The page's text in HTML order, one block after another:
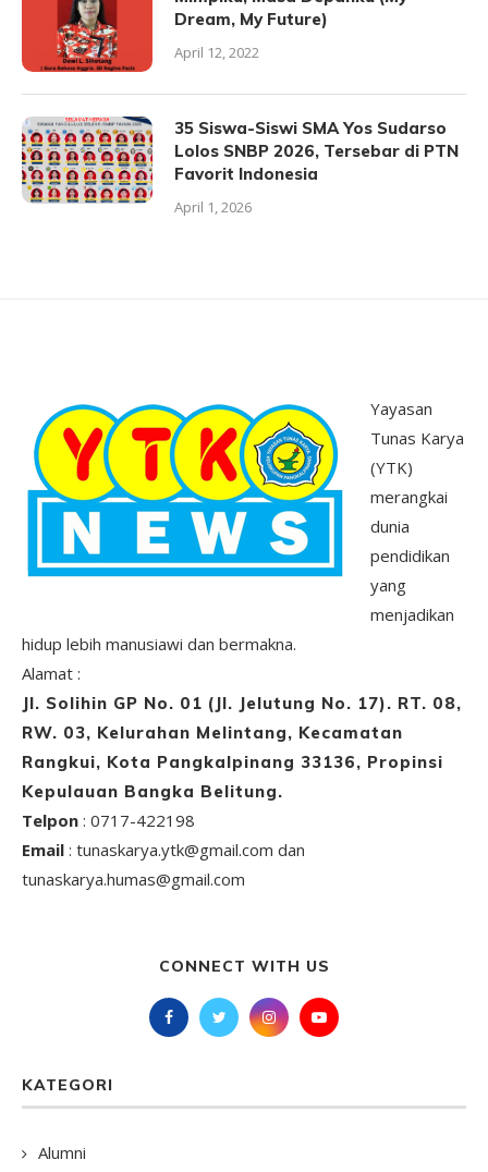
Dream, My Future)
April 12, 2022
35 Siswa-Siswi SMA Yos Sudarso
Lolos SNBP 2026, Tersebar di PTN
Favorit Indonesia
April 1, 2026
Yayasan
Tunas Karya
(YTK)
merangkai
dunia
pendidikan
yang
menjadikan
hidup lebih manusiawi dan bermakna.
Alamat :
Jl. Solihin GP No. 01 (Jl. Jelutung No. 17). RT. 08,
RW. 03, Kelurahan Melintang, Kecamatan
Rangkui, Kota Pangkalpinang 33136, Propinsi
Kepulauan Bangka Belitung.
Telpon : 0717-422198
Email : tunaskarya.ytk@gmail.com dan
tunaskarya.humas@gmail.com
CONNECT WITH US
KATEGORI
Alumni